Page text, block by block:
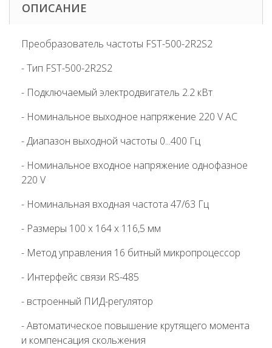
ОПИСАНИЕ
Преобразователь частоты FST-500-2R2S2
- Тип FST-500-2R2S2
- Подключаемый электродвигатель 2.2 кВт
- Номинальное выходное напряжение 220 V AC
- Диапазон выходной частоты 0...400 Гц
- Номинальное входное напряжение однофазное
220 V
- Номинальная входная частота 47/63 Гц
- Размеры 100 х 164 х 116,5 мм
- Метод управления 16 битный микропроцессор
- Интерфейс связи RS-485
- встроенный ПИД-регулятор
- Автоматическое повышение крутящего момента
и компенсация скольжения